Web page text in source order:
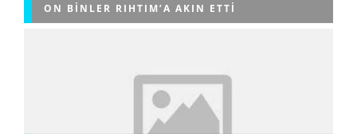
ON BINLER RIHTIM’A AKIN ETTI